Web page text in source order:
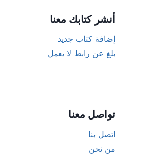
أنشر كتابك معنا
إضافة كتاب جديد
بلغ عن رابط لا يعمل
تواصل معنا
اتصل بنا
من نحن